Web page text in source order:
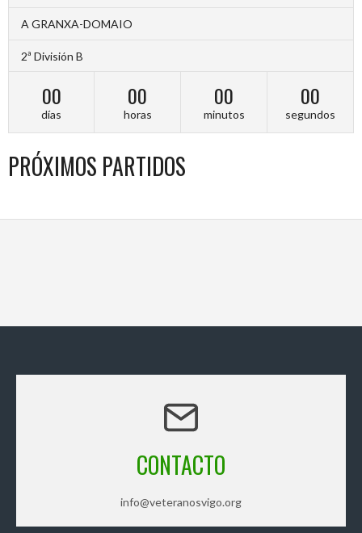
A GRANXA-DOMAIO
2ª División B
00
días
00
horas
00
minutos
00
segundos
PRÓXIMOS PARTIDOS
CONTACTO
info@veteranosvigo.org